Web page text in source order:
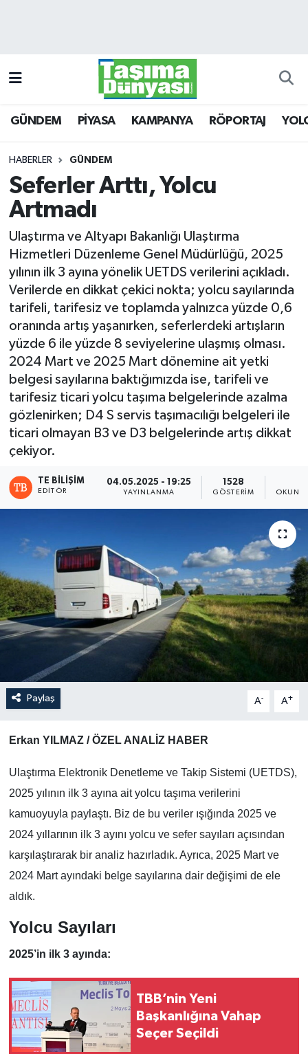
GÜNDEM PİYASA KAMPANYA RÖPORTAJ
HABERLER GÜNDEM
Seferler Arttı, Yolcu
Artmadı
Ulaştırma ve Altyapı Bakanlığı Ulaştırma
Hizmetleri Düzenleme Genel Müdürlüğü, 2025
yılının ilk 3 ayına yönelik UETDS verilerini açıkladı.
Verilerde en dikkat çekici nokta; yolcu sayılarında
tarifeli, tarifesiz ve toplamda yalnızca yüzde 0,6
oranında artış yaşanırken, seferlerdeki artışların
yüzde 6 ile yüzde 8 seviyelerine ulaşmış olması.
2024 Mart ve 2025 Mart dönemine ait yetki
belgesi sayılarına baktığımızda ise, tarifeli ve
tarifesiz ticari yolcu taşıma belgelerinde azalma
gözlenirken; D4 S servis taşımacılığı belgeleri ile
ticari olmayan B3 ve D3 belgelerinde artış dikkat
çekiyor.
TE BILIŞIM
EDITÖR
04.05.2025 - 19:25
YAYINLANMA
1528
GÖSTERIM
Paylaş A- A+
Erkan YILMAZ / ÖZEL ANALİZ HABER
Ulaştırma Elektronik Denetleme ve Takip Sistemi (UETDS),
2025 yılının ilk 3 ayına ait yolcu taşıma verilerini
kamuoyuyla paylaştı. Biz de bu veriler ışığında 2025 ve
2024 yıllarının ilk 3 ayını yolcu ve sefer sayıları açısından
karşılaştırarak bir analiz hazırladık. Ayrıca, 2025 Mart ve
2024 Mart ayındaki belge sayılarına dair değişimi de ele
aldık.
Yolcu Sayıları
2025’in ilk 3 ayında:
TBB’nin Yeni
Başkanlığına Vahap
Seçer Seçildi
KAMPANYA
RÖPORTAJ
YOLCU TAŞIMA
E-GAZETE
TAŞITLAR
Trafik Durumu
Süper Lig Puan Durumu ve Fikstür
Tüm Manşetler
Son Dakika Haberleri